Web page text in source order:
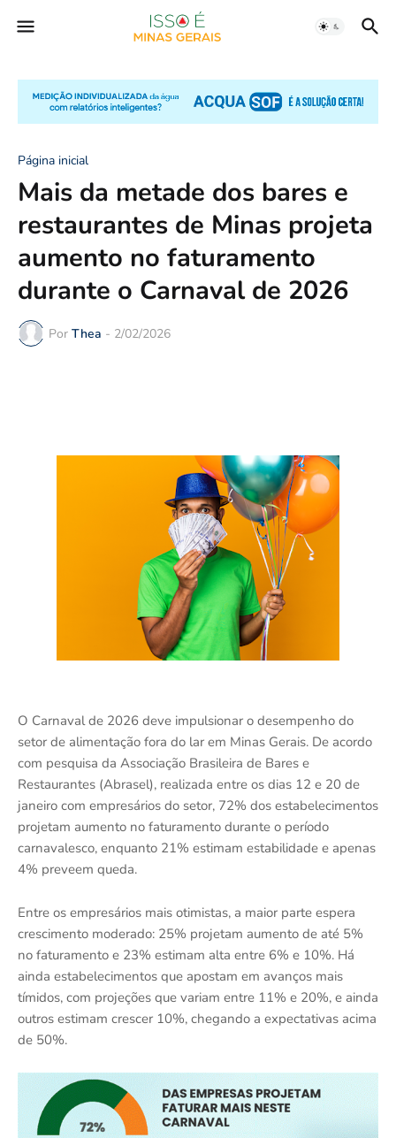
Página inicial
Mais da metade dos bares e
restaurantes de Minas projeta
aumento no faturamento
durante o Carnaval de 2026
Por Thea - 2/02/2026
O Carnaval de 2026 deve impulsionar o desempenho do
setor de alimentação fora do lar em Minas Gerais. De acordo
com pesquisa da Associação Brasileira de Bares e
Restaurantes (Abrasel), realizada entre os dias 12 e 20 de
janeiro com empresários do setor, 72% dos estabelecimentos
projetam aumento no faturamento durante o período
carnavalesco, enquanto 21% estimam estabilidade e apenas
4% preveem queda.
Entre os empresários mais otimistas, a maior parte espera
crescimento moderado: 25% projetam aumento de até 5%
no faturamento e 23% estimam alta entre 6% e 10%. Há
ainda estabelecimentos que apostam em avanços mais
tímidos, com projeções que variam entre 11% e 20%, e ainda
outros estimam crescer 10%, chegando a expectativas acima
de 50%.